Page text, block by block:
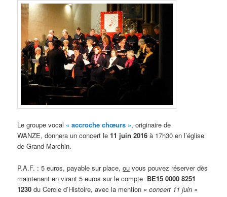
Le groupe vocal « accroche chœurs », originaire de
WANZE, donnera un concert le11 juin 2016 à 17h30 en l’église
de Grand-Marchin.
P.A.F. : 5 euros, payable sur place,ou vous pouvez réserver dès
maintenant en virant 5 euros sur le compte BE15 0000 8251
1230 du Cercle d’Histoire, avec la mention « concert 11 juin »